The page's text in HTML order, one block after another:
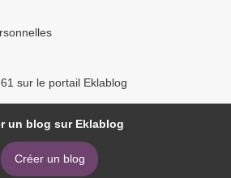
sur le portail Eklablog
un blog sur Eklablog
Créer un blog